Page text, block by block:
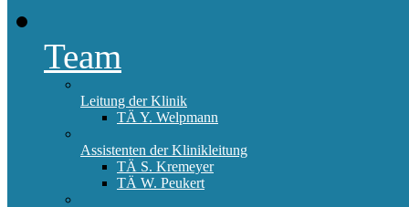
Team
Leitung der Klinik
TÄ Y. Welpmann
Assistenten der Klinikleitung
TÄ S. Kremeyer
TÄ W. Peukert